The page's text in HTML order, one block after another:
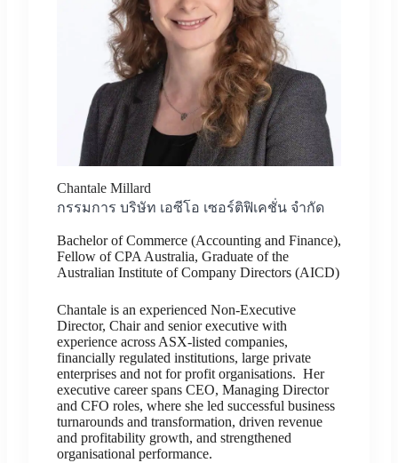
Chantale Millard
กรรมการ บริษัท เอซีโอ เซอร์ติฟิเคชั่น จำกัด
Bachelor of Commerce (Accounting and Finance),
Fellow of CPA Australia, Graduate of the
Australian Institute of Company Directors (AICD)
Chantale is an experienced Non-Executive
Director, Chair and senior executive with
experience across ASX-listed companies,
financially regulated institutions, large private
enterprises and not for profit organisations. Her
executive career spans CEO, Managing Director
and CFO roles, where she led successful business
turnarounds and transformation, driven revenue
and profitability growth, and strengthened
organisational performance.